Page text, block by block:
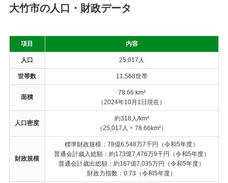
大竹市の人口・財政データ
項目 内容
人口 25,017人
世帯数 11,568世帯
面積
78.66 km²
（2024年10月1日現在）
人口密度
約318人/km²
（25,017人 ÷ 78.66km²）
財政規模
標準財政規模：78億6,548万7千円（令和5年度）
普通会計歳入総額：約173億7,476万9千円（令和5年度）
普通会計歳出総額：約167億7,035万円（令和5年度）
財政力指数：0.73（令和5年度）